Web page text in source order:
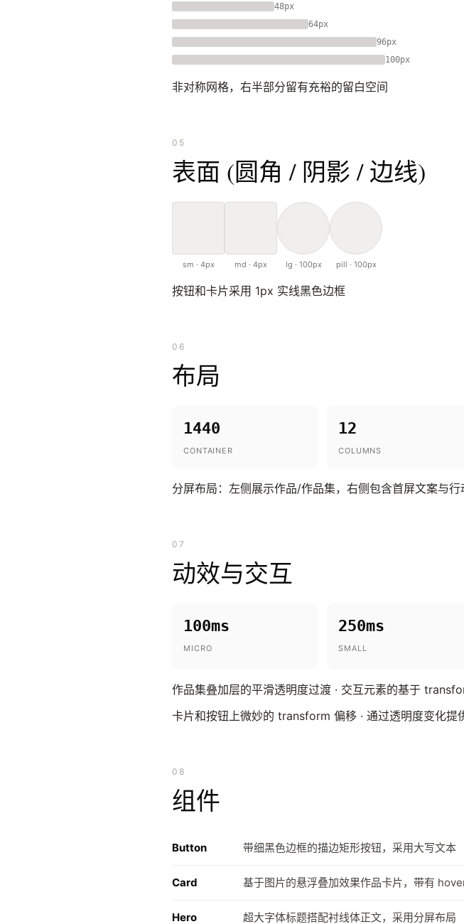
48px
64px
96px
100px
非对称网格，右半部分留有充裕的留白空间
05
表面 (圆角 / 阴影 / 边线)
sm · 4px md · 4px lg · 100px pill · 100px
按钮和卡片采用 1px 实线黑色边框
06
布局
1440
CONTAINER
12
COLUMNS
分屏布局：左侧展示作品/作品集，右侧包含首屏文案与行
07
动效与交互
100ms
MICRO
250ms
SMALL
作品集叠加层的平滑透明度过渡 · 交互元素的基于
卡片和按钮上微妙的 transform 偏移 · 通过透明度变化提
08
组件
Button 带细黑色边框的描边矩形按钮，采用大写文本
Card 基于图片的悬浮叠加效果作品卡片，带有
Hero 超大字体标题搭配衬线体正文，采用分屏布局